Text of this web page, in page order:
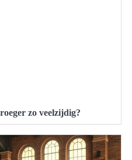
zo veelzijdig?